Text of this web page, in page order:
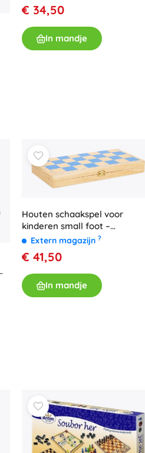
€ 34,50
In mandje
Houten schaakspel voor
kinderen small foot –
opvouwbare set met kleurrijke
Extern magazijn ?
€ 41,50
In mandje